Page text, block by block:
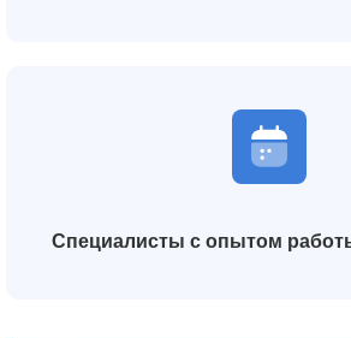
Специалисты с опытом